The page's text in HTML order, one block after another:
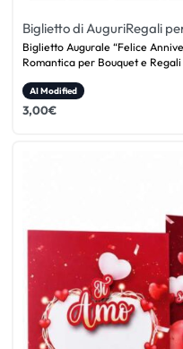
Biglietto di AuguriRegali
Biglietto Augurale “Felice
Romantica per Bouquet e Regali
AI Modified
3,00€